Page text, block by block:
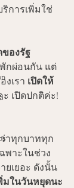
การเพิ่มใช่
องรัฐ
กผ่อนกัน แต่
งเรา เปิดให้
เปิดปกติค่ะ!
าทุกบาททุก
พาะในช่วง
ยเยอะ ดังนั้น
พิ่มในวันหยุดนะ